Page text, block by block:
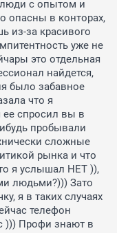
с опытом и
опасны в конторах,
из-за красивого
уже не
это отдельная
найдется,
было забавное
что я
ее спросил вы в
пробывали
сложные
рынка и что
я услышал НЕТ )),
людьми?))) Зато
я в таких случаях
телефон
))) Профи знают в